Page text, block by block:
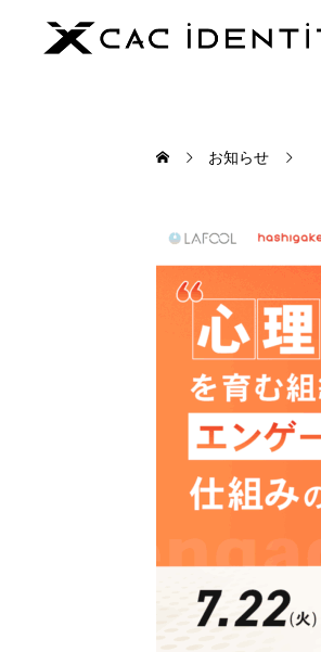
お知らせ